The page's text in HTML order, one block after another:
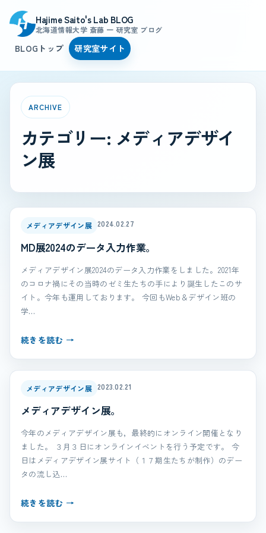
Hajime Saito's Lab BLOG
北海道情報大学 斎藤 一 研究室 ブログ
BLOGトップ 研究室サイト
ARCHIVE
カテゴリー: メディアデザイ
ン展
メディアデザイン展 2024.02.27
MD展2024のデータ入力作業。
メディアデザイン展2024のデータ入力作業をしました。2021年
のコロナ禍にその当時のゼミ生たちの手により誕生したこのサ
イト。今年も運用しております。 今回もWeb＆デザイン班の
学…
続きを読む →
メディアデザイン展 2023.02.21
メディアデザイン展。
今年のメディアデザイン展も，最終的にオンライン開催となり
ました。 ３月３日にオンラインイベントを行う予定です。 今
日はメディアデザイン展サイト（１７期生たちが制作）のデー
タの流し込…
続きを読む →